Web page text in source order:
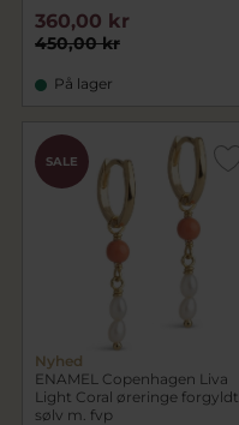
450,00 kr
360,00 kr
På lager
SALE
Nyhed
ENAMEL Copenhagen Liva
Light Coral øreringe forgyldt
sølv m. fvp